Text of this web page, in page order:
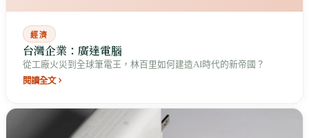
經濟
台灣企業：廣達電腦
從工廠火災到全球筆電王，林百里如何建造AI時代的新帝國？
閱讀全文